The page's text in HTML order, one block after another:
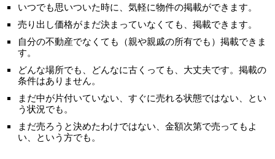
いつでも思いついた時に、気軽に物件の掲載ができます。
売り出し価格がまだ決まっていなくても、掲載できます。
自分の不動産でなくても（親や親戚の所有でも）掲載できま
す。
どんな場所でも、どんなに古くっても、大丈夫です。掲載の
条件はありません。
まだ中が片付いていない、すぐに売れる状態ではない、とい
う状況でも。
まだ売ろうと決めたわけではない、金額次第で売ってもよ
い、という方でも。